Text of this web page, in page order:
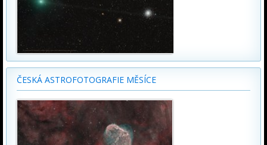
ČESKÁ ASTROFOTOGRAFIE MĚSÍCE